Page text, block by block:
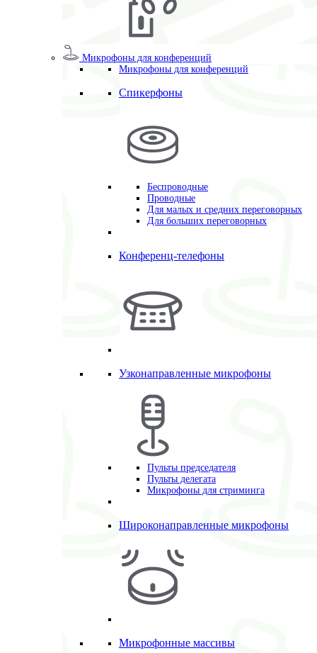
Микрофоны для конференций
Микрофоны для конференций
Спикерфоны
Беспроводные
Проводные
Для малых и средних переговорных
Для больших переговорных
Конференц-телефоны
Узконаправленные микрофоны
Пульты председателя
Пульты делегата
Микрофоны для стриминга
Широконаправленные микрофоны
Микрофонные массивы